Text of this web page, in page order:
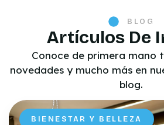
BLOG
Artículos De
Conoce de primera mano
novedades y mucho más en
blog.
BIENESTAR Y BELLEZA